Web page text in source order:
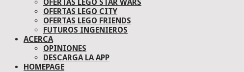
OFERTAS LEGO STAR WARS
OFERTAS LEGO CITY
OFERTAS LEGO FRIENDS
FUTUROS INGENIEROS
ACERCA
OPINIONES
DESCARGA LA APP
HOMEPAGE